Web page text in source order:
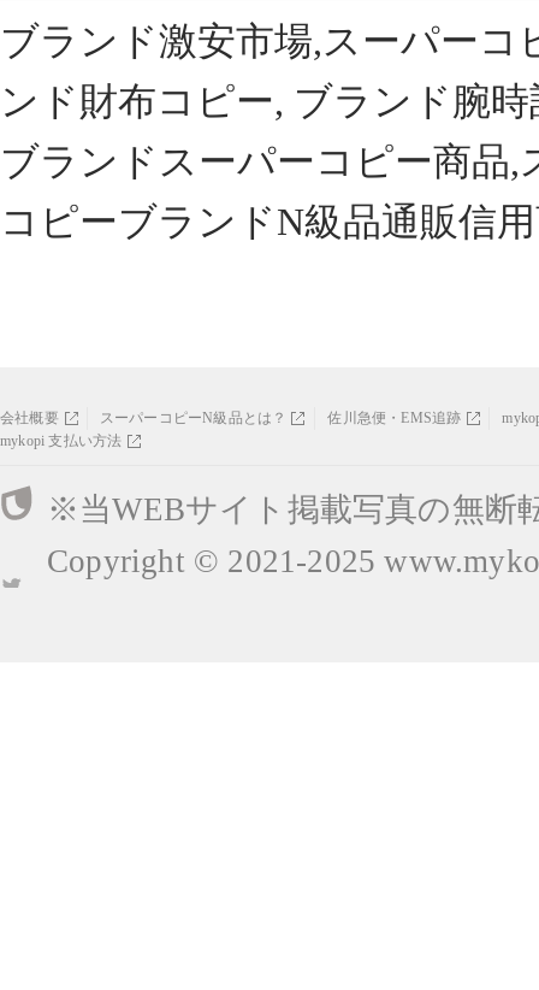
ブランド激安市場,スーパー
ンド財布コピー, ブランド腕
ブランドスーパーコピー商品
コピーブランドN級品通販信
会社概要 スーパーコピーN級品とは？ 佐川急便・EMS追跡
mykopi 支払い方法
※当WEBサイト掲載写真の無断
Copyright © 2021-2025